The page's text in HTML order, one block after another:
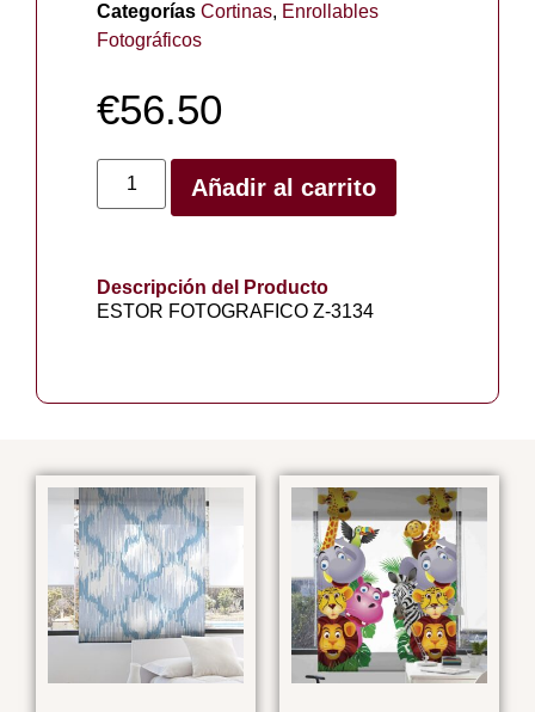
Categorías Cortinas, Enrollables
Fotográficos
€56.50
Añadir al carrito
Descripción del Producto
ESTOR FOTOGRAFICO Z-3134